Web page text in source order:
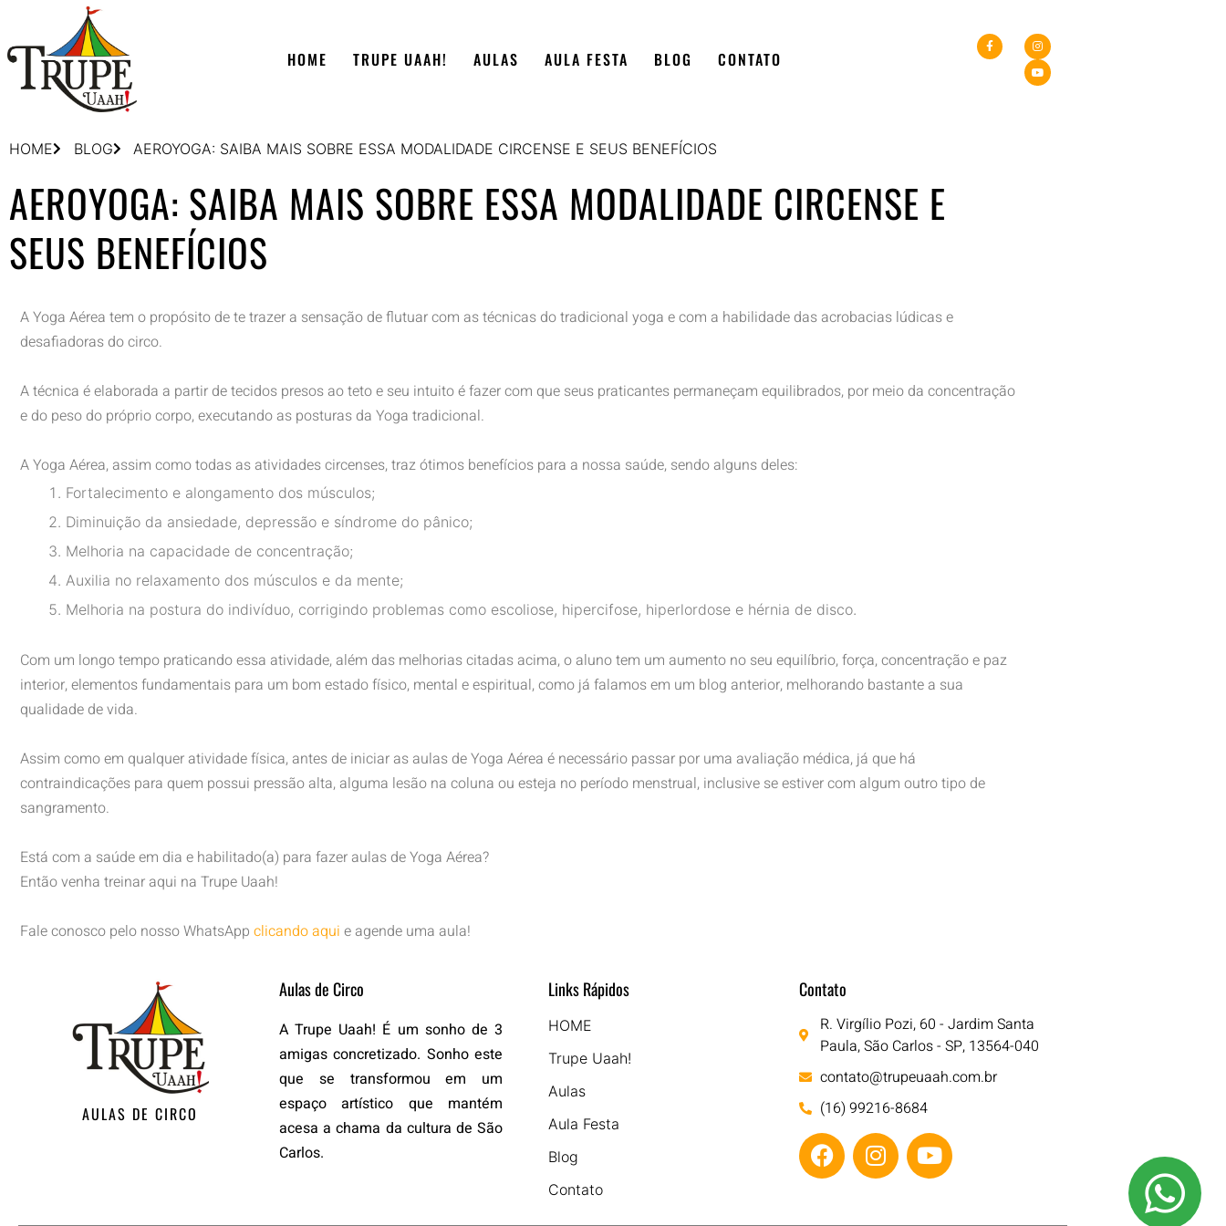
HOME TRUPE UAAH! AULAS AULA FESTA BLOG CONTATO
HOME BLOG AEROYOGA: SAIBA MAIS SOBRE ESSA MODALIDADE CIRCENSE E SEUS BENEFÍCIOS
AEROYOGA: SAIBA MAIS SOBRE ESSA MODALIDADE CIRCENSE E
SEUS BENEFÍCIOS
A Yoga Aérea tem o propósito de te trazer a sensação de flutuar com as técnicas do tradicional yoga e com a habilidade das acrobacias lúdicas e
desafiadoras do circo.
A técnica é elaborada a partir de tecidos presos ao teto e seu intuito é fazer com que seus praticantes permaneçam equilibrados, por meio da concentração
e do peso do próprio corpo, executando as posturas da Yoga tradicional.
A Yoga Aérea, assim como todas as atividades circenses, traz ótimos benefícios para a nossa saúde, sendo alguns deles:
Fortalecimento e alongamento dos músculos;
Diminuição da ansiedade, depressão e síndrome do pânico;
Melhoria na capacidade de concentração;
Auxilia no relaxamento dos músculos e da mente;
Melhoria na postura do indivíduo, corrigindo problemas como escoliose, hipercifose, hiperlordose e hérnia de disco.
Com um longo tempo praticando essa atividade, além das melhorias citadas acima, o aluno tem um aumento no seu equilíbrio, força, concentração e paz
interior, elementos fundamentais para um bom estado físico, mental e espiritual, como já falamos em um blog anterior, melhorando bastante a sua
qualidade de vida.
Assim como em qualquer atividade física, antes de iniciar as aulas de Yoga Aérea é necessário passar por uma avaliação médica, já que há
contraindicações para quem possui pressão alta, alguma lesão na coluna ou esteja no período menstrual, inclusive se estiver com algum outro tipo de
sangramento.
Está com a saúde em dia e habilitado(a) para fazer aulas de Yoga Aérea?
Então venha treinar aqui na Trupe Uaah!
Fale conosco pelo nosso WhatsApp clicando aqui e agende uma aula!
AULAS DE CIRCO
Aulas de Circo
A Trupe Uaah! É um sonho de 3
amigas concretizado. Sonho este
que se transformou em um
espaço artístico que mantém
acesa a chama da cultura de São
Carlos.
Links Rápidos
HOME
Trupe Uaah!
Aulas
Aula Festa
Blog
Contato
Contato
R. Virgílio Pozi, 60 - Jardim Santa
Paula, São Carlos - SP, 13564-040
contato@trupeuaah.com.br
(16) 99216-8684